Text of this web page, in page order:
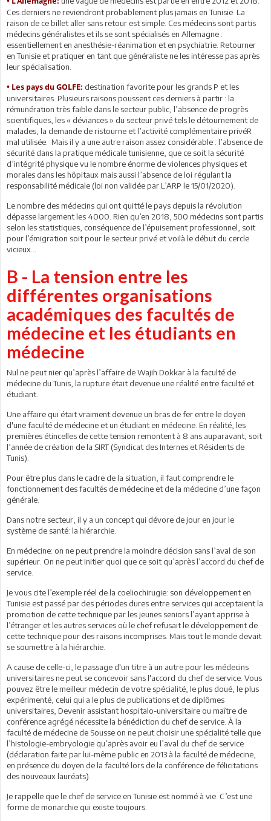
Ces derniers ne reviendront probablement plus jamais en Tunisie La
raison de ce billet aller sans retour est simple. Ces médecins sont partis
médecins généralistes et ils se sont spécialisés en Allemagne :
essentiellement en anesthésie-réanimation et en psychiatrie. Retourner
en Tunisie et pratiquer en tant que généraliste ne les intéresse pas après
leur spécialisation.
• Les pays du GOLFE: destination favorite pour les grands P et les
universitaires. Plusieurs raisons poussent ces derniers à partir : la
rémunération très faible dans le secteur public, l’absence de progrès
scientifiques, les « déviances » du secteur privé tels le détournement de
malades, la demande de ristourne et l’activité complémentaire privéR
mal utilisée. Mais il y a une autre raison assez considérable : l’absence de
sécurité dans la pratique médicale tunisienne, que ce soit la sécurité
d’intégrité physique vu le nombre énorme de violences physiques et
morales dans les hôpitaux mais aussi l’absence de loi régulant la
responsabilité médicale (loi non validée par L’ARP le 15/01/2020).
Le nombre des médecins qui ont quitté le pays depuis la révolution
dépasse largement les 4000. Rien qu’en 2018, 500 médecins sont partis
selon les statistiques, conséquence de l’épuisement professionnel, soit
pour l’émigration soit pour le secteur privé et voilà le début du cercle
vicieux…
B - La tension entre les
différentes organisations
académiques des facultés de
médecine et les étudiants en
médecine
Nul ne peut nier qu’après l’affaire de Wajih Dokkar à la faculté de
médecine du Tunis, la rupture était devenue une réalité entre faculté et
étudiant.
Une affaire qui était vraiment devenue un bras de fer entre le doyen
d'une faculté de médecine et un étudiant en médecine. En réalité, les
premières étincelles de cette tension remontent à 8 ans auparavant, soit
l’année de création de la SIRT (Syndicat des Internes et Résidents de
Tunis).
Pour être plus dans le cadre de la situation, il faut comprendre le
fonctionnement des facultés de médecine et de la médecine d’une façon
générale.
Dans notre secteur, il y a un concept qui dévore de jour en jour le
système de santé: la hiérarchie.
En médecine: on ne peut prendre la moindre décision sans l’aval de son
supérieur. On ne peut initier quoi que ce soit qu’après l’accord du chef de
service.
Je vous cite l’exemple réel de la coeliochirugie: son développement en
Tunisie est passé par des périodes dures entre services qui acceptaient la
promotion de cette technique par les jeunes seniors l’ayant apprise à
l’étranger et les autres services où le chef refusait le développement de
cette technique pour des raisons incomprises. Mais tout le monde devait
se soumettre à la hiérarchie.
A cause de celle-ci, le passage d'un titre à un autre pour les médecins
universitaires ne peut se concevoir sans l'accord du chef de service. Vous
pouvez être le meilleur médecin de votre spécialité, le plus doué, le plus
expérimenté, celui qui a le plus de publications et de diplômes
universitaires, Devenir assistant hospitalo-universitaire ou maître de
conférence agrégé nécessite la bénédiction du chef de service. À la
faculté de médecine de Sousse on ne peut choisir une spécialité telle que
l’histologie-embryologie qu’après avoir eu l’aval du chef de service
(déclaration faite par lui-même public en 2013 à la faculté de médecine,
en présence du doyen de la faculté lors de la conférence de félicitations
des nouveaux lauréats).
Je rappelle que le chef de service en Tunisie est nommé à vie. C’est une
forme de monarchie qui existe toujours.